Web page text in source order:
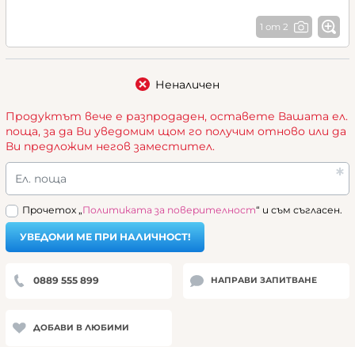
1 от 2
Неналичен
Продуктът вече е разпродаден, оставете Вашата ел.
поща, за да Ви уведомим щом го получим отново или да
Ви предложим негов заместител.
Ел. поща
Прочетох „Политиката за поверителност“ и съм съгласен.
УВЕДОМИ МЕ ПРИ НАЛИЧНОСТ!
0889 555 899 НАПРАВИ ЗАПИТВАНЕ
ДОБАВИ В ЛЮБИМИ